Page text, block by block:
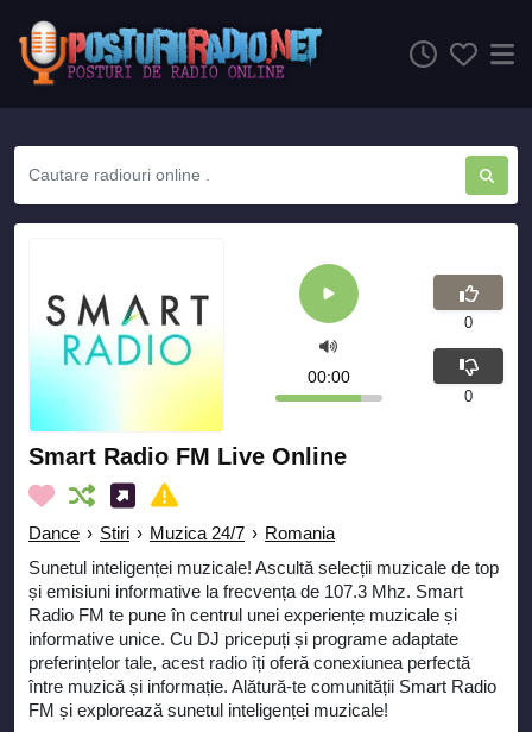
Smart Radio FM Live Online
Dance › Stiri › Muzica 24/7 › Romania
Sunetul inteligenței muzicale! Ascultă selecții muzicale de top
și emisiuni informative la frecvența de 107.3 Mhz. Smart
Radio FM te pune în centrul unei experiențe muzicale și
informative unice. Cu DJ pricepuți și programe adaptate
preferințelor tale, acest radio îți oferă conexiunea perfectă
între muzică și informație. Alătură-te comunității Smart Radio
FM și explorează sunetul inteligenței muzicale!
00:00
0
0